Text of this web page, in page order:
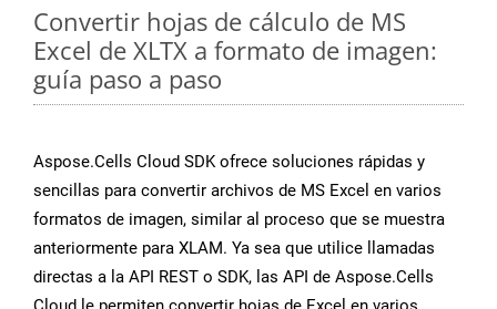
Convertir hojas de cálculo de MS
Excel de XLTX a formato de imagen:
guía paso a paso
Aspose.Cells Cloud SDK ofrece soluciones rápidas y
sencillas para convertir archivos de MS Excel en varios
formatos de imagen, similar al proceso que se muestra
anteriormente para XLAM. Ya sea que utilice llamadas
directas a la API REST o SDK, las API de Aspose.Cells